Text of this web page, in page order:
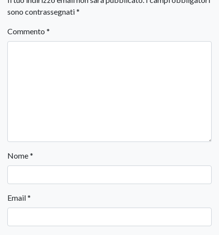
sono contrassegnati*
Commento *
Nome*
Email*